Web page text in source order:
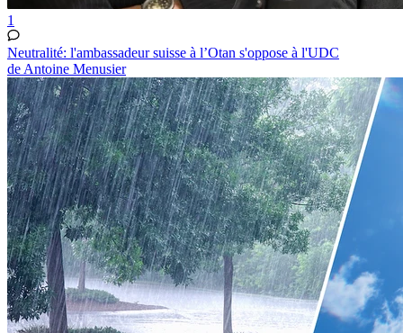
1
Neutralité: l'ambassadeur suisse à l’Otan s'oppose à l'UDC
de Antoine Menusier